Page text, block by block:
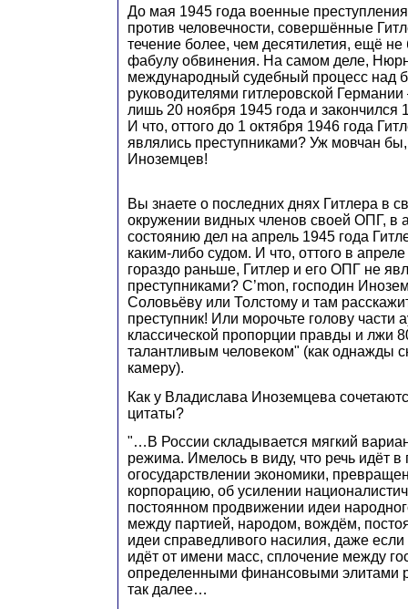
До мая 1945 года военные
против человечности, совершённые
течение более, чем десятилетия, ещё
фабулу обвинения. На самом деле,
международный судебный процесс над
руководителями гитлеровской Германии
лишь 20 ноября 1945 года и закончился
И что, оттого до 1 октября 1946 года
являлись преступниками? Уж мовчан
Иноземцев!
Вы знаете о последних днях Гитлера в
окружении видных членов своей ОПГ, в
состоянию дел на апрель 1945 года
каким-либо судом. И что, оттого в
гораздо раньше, Гитлер и его ОПГ не
преступниками? C’mon, господин
Соловьёву или Толстому и там
преступник! Или морочьте голову части
классической пропорции правды и лжи
талантливым человеком" (как однажды
камеру).
Как у Владислава Иноземцева
цитаты?
"…В России складывается мягкий
режима. Имелось в виду, что речь идёт
огосударствлении экономики,
корпорацию, об усилении
постоянном продвижении идеи
между партией, народом, вождём,
идеи справедливого насилия, даже
идёт от имени масс, сплочение между
определенными финансовыми элитами
так далее…